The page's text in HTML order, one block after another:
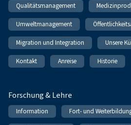
Qualitätsmanagement
Umweltmanagement
Migration und Integration Unsere
Kontakt Anreise Historie
Forschung & Lehre
Information Fort- und